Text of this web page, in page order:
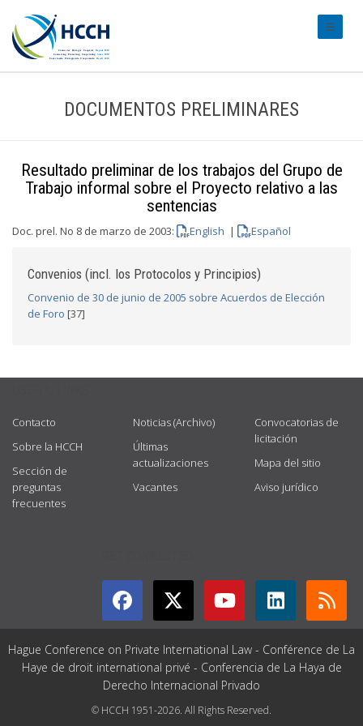
DOCUMENTOS PRELIMINARES
Resultado preliminar de los trabajos del Grupo de
Trabajo informal sobre el Proyecto relativo a las
sentencias
Doc. prel. No 8 de marzo de 2003: English | Español
Convenios (incl. los Protocolos y Principios)
Convenio de 30 de junio de 2005 sobre Acuerdos de Elección
de Foro [37]
Contacto
Sobre la HCCH
Sección de
preguntas
frecuentes
Noticias (Archivo)
Últimas
actualizaciones
Vacantes
Convocatorias de
licitación
Mapa del sitio
Aviso jurídico
Hague Conference on Private International Law - Conférence de La
Haye de droit international privé - Conferencia de La Haya de
Derecho Internacional Privado
© HCCH 1951-2026. All Rights Reserved.